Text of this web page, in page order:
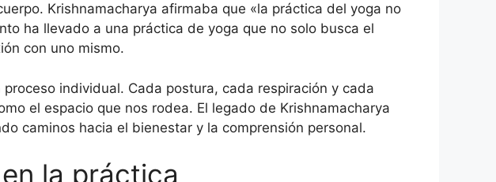
Krishnamacharya afirmaba que «la práctica del yoga no
ha llevado a una práctica de yoga que no solo busca el
con uno mismo.
individual. Cada postura, cada respiración y cada
el espacio que nos rodea. El legado de Krishnamacharya
caminos hacia el bienestar y la comprensión personal.
la práctica